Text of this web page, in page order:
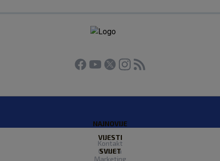
NAJNOVIJE
VIJESTI
SVIJET
Kontakt
O Nama
Marketing